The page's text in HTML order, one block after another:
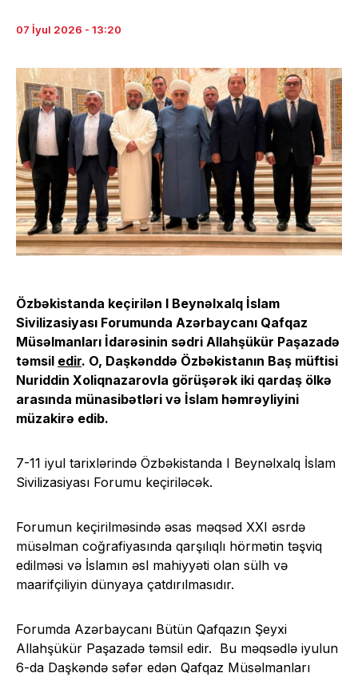
07 İyul 2026 - 13:20
Özbəkistanda keçirilən I Beynəlxalq İslam
Sivilizasiyası Forumunda Azərbaycanı Qafqaz
Müsəlmanları İdarəsinin sədri Allahşükür Paşazadə
təmsil edir. O, Daşkənddə Özbəkistanın Baş müftisi
Nuriddin Xoliqnazarovla görüşərək iki qardaş ölkə
arasında münasibətləri və İslam həmrəyliyini
müzakirə edib.
7-11 iyul tarixlərində Özbəkistanda I Beynəlxalq İslam
Sivilizasiyası Forumu keçiriləcək.
Forumun keçirilməsində əsas məqsəd XXI əsrdə
müsəlman coğrafiyasında qarşılıqlı hörmətin təşviq
edilməsi və İslamın əsl mahiyyəti olan sülh və
maarifçiliyin dünyaya çatdırılmasıdır.
Forumda Azərbaycanı Bütün Qafqazın Şeyxi
Allahşükür Paşazadə təmsil edir. Bu məqsədlə iyulun
6-da Daşkəndə səfər edən Qafqaz Müsəlmanları